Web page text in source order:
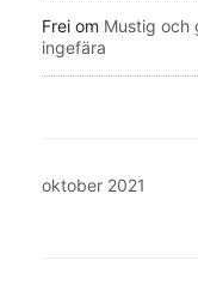
Frei om Mustig och
ingefära
oktober 2021